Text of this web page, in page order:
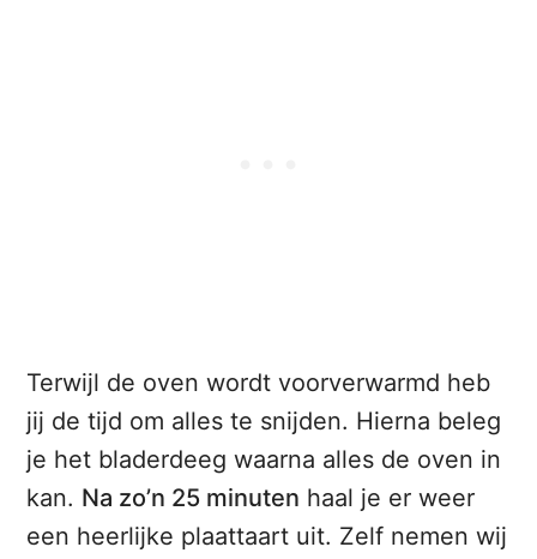
Terwijl de oven wordt voorverwarmd heb
jij de tijd om alles te snijden. Hierna beleg
je het bladerdeeg waarna alles de oven in
kan. Na zo’n 25 minuten haal je er weer
een heerlijke plaattaart uit. Zelf nemen wij